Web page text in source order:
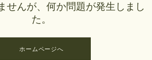
せんが、何か問題が発生しまし
た。
ホームページへ